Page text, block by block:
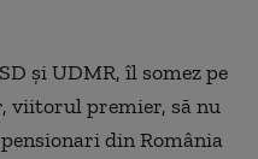
şi UDMR, îl somez pe
viitorul premier, să nu
din România